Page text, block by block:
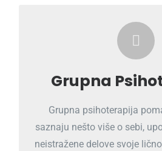
Grupna
Grupna psihoterapija
saznaju nešto više o sebi,
neistražene delove svoje
Razmislite o grupnoj
PROČITAJ